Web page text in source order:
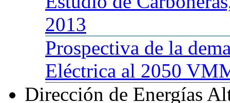
2013
Prospectiva de la
Eléctrica al 2050
Dirección de Energías